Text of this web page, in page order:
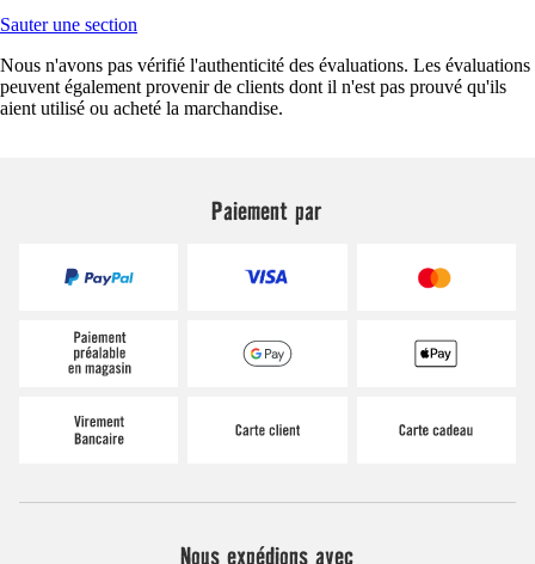
Sauter une section
Nous n'avons pas vérifié l'authenticité des évaluations. Les évaluations
peuvent également provenir de clients dont il n'est pas prouvé qu'ils
aient utilisé ou acheté la marchandise.
Paiement par
Nous expédions avec